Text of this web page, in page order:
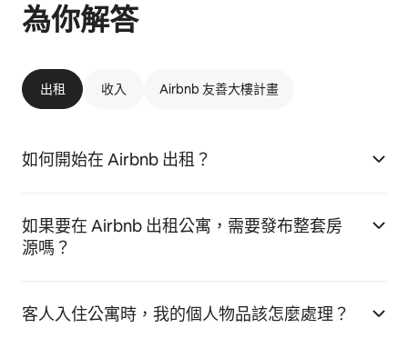
為你解答
出租 收入 Airbnb 友善大樓計畫
如何開始在 Airbnb 出租？
如果要在 Airbnb 出租公寓，需要發布整套房
源嗎？
客人入住公寓時，我的個人物品該怎麼處理？